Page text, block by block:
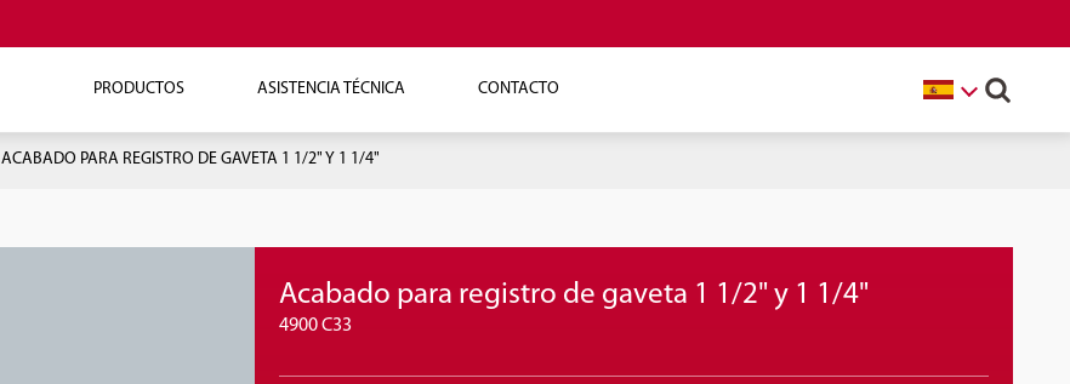
PRODUCTOS ASISTENCIA TÉCNICA CONTACTO
ACABADO PARA REGISTRO DE GAVETA 1 1/2" Y 1 1/4"
Acabado para registro de gaveta 1 1/2" y 1 1/4"
4900 C33